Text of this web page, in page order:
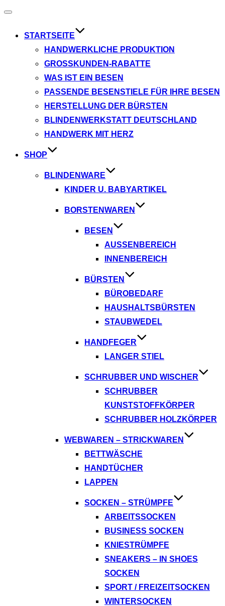
Navigation
STARTSEITE
HANDWERKLICHE PRODUKTION
GROSSKUNDEN-RABATTE
WAS IST EIN BESEN
PASSENDE BESENSTIELE FÜR IHRE BESEN
HERSTELLUNG DER BÜRSTEN
BLINDENWERKSTATT DEUTSCHLAND
HANDWERK MIT HERZ
SHOP
BLINDENWARE
KINDER U. BABYARTIKEL
BORSTENWAREN
BESEN
AUSSENBEREICH
INNENBEREICH
BÜRSTEN
BÜROBEDARF
HAUSHALTSBÜRSTEN
STAUBWEDEL
HANDFEGER
LANGER STIEL
SCHRUBBER UND WISCHER
SCHRUBBER
KUNSTSTOFFKÖRPER
SCHRUBBER HOLZKÖRPER
WEBWAREN – STRICKWAREN
BETTWÄSCHE
HANDTÜCHER
LAPPEN
SOCKEN – STRÜMPFE
ARBEITSSOCKEN
BUSINESS SOCKEN
KNIESTRÜMPFE
SNEAKERS – IN SHOES
SOCKEN
SPORT / FREIZEITSOCKEN
WINTERSOCKEN